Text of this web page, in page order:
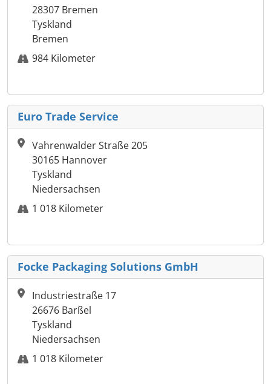
28307 Bremen
Tyskland
Bremen
984 Kilometer
Euro Trade Service
Vahrenwalder Straße 205
30165 Hannover
Tyskland
Niedersachsen
1 018 Kilometer
Focke Packaging Solutions GmbH
Industriestraße 17
26676 Barßel
Tyskland
Niedersachsen
1 018 Kilometer